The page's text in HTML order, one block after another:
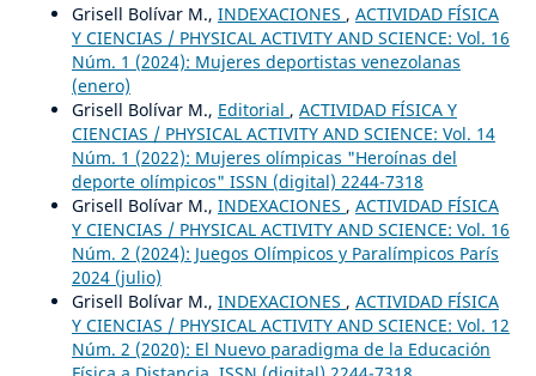
Grisell Bolívar M., INDEXACIONES , ACTIVIDAD FÍSICA
Y CIENCIAS / PHYSICAL ACTIVITY AND SCIENCE: Vol. 16
Núm. 1 (2024): Mujeres deportistas venezolanas
(enero)
Grisell Bolívar M., Editorial , ACTIVIDAD FÍSICA Y
CIENCIAS / PHYSICAL ACTIVITY AND SCIENCE: Vol. 14
Núm. 1 (2022): Mujeres olímpicas "Heroínas del
deporte olímpicos" ISSN (digital) 2244-7318
Grisell Bolívar M., INDEXACIONES , ACTIVIDAD FÍSICA
Y CIENCIAS / PHYSICAL ACTIVITY AND SCIENCE: Vol. 16
Núm. 2 (2024): Juegos Olímpicos y Paralímpicos París
2024 (julio)
Grisell Bolívar M., INDEXACIONES , ACTIVIDAD FÍSICA
Y CIENCIAS / PHYSICAL ACTIVITY AND SCIENCE: Vol. 12
Núm. 2 (2020): El Nuevo paradigma de la Educación